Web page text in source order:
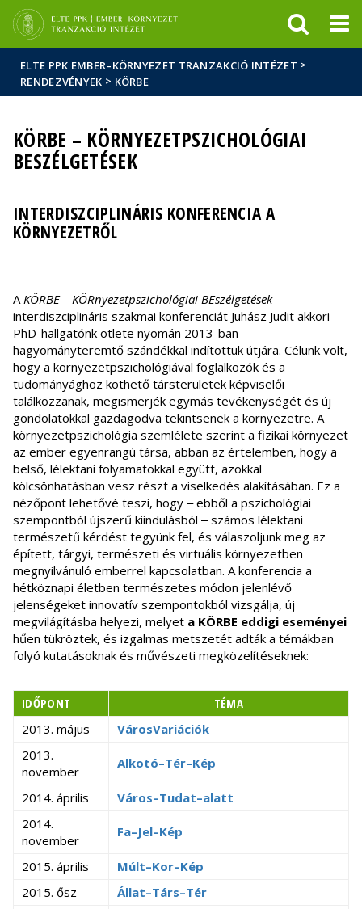
Hírek
Események
ELTE a
sajtóban
ELTE PPK EMBER–KÖRNYEZET TRANZAKCIÓ INTÉZET >
RENDEZVÉNYEK > KÖRBE
KÖRBE – KÖRNYEZETPSZICHOLÓGIAI
BESZÉLGETÉSEK
INTERDISZCIPLINÁRIS KONFERENCIA A
KÖRNYEZETRŐL
AKÖRBE – KÖRnyezetpszichológiai BEszélgetések
interdiszciplináris szakmai konferenciát Juhász Judit akkori
PhD-hallgatónk ötlete nyomán 2013-ban
hagyományteremtő szándékkal indítottuk útjára. Célunk volt,
hogy a környezetpszichológiával foglalkozók és a
tudományághoz köthető társterületek képviselői
találkozzanak, megismerjék egymás tevékenységét és új
gondolatokkal gazdagodva tekintsenek a környezetre. A
környezetpszichológia szemlélete szerint a fizikai környezet
az ember egyenrangú társa, abban az értelemben, hogy a
belső, lélektani folyamatokkal együtt, azokkal
kölcsönhatásban vesz részt a viselkedés alakításában. Ez a
nézőpont lehetővé teszi, hogy ‒ ebből a pszichológiai
szempontból újszerű kiindulásból ‒ számos lélektani
természetű kérdést tegyünk fel, és válaszoljunk meg az
épített, tárgyi, természeti és virtuális környezetben
megnyilvánuló emberrel kapcsolatban. A konferencia a
hétköznapi életben természetes módon jelenlévő
jelenségeket innovatív szempontokból vizsgálja, új
megvilágításba helyezi, melyet a KÖRBE eddigi eseményei
hűen tükröztek, és izgalmas metszetét adták a témákban
folyó kutatásoknak és művészeti megközelítéseknek:
IDŐPONT
TÉMA
2013. május
VárosVariációk
2013.
november
Alkotó–Tér–Kép
2014. április
Város–Tudat–alatt
2014.
november
Fa–Jel–Kép
2015. április
Múlt–Kor–Kép
2015. ősz
Állat–Társ–Tér